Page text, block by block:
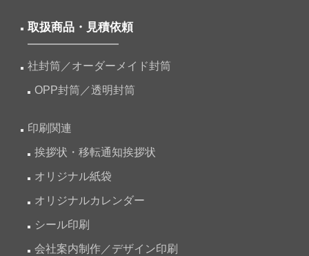
取扱商品・見積依頼
社封筒／オーダーメイド封筒
OPP封筒／透明封筒
印刷関連
挨拶状・移転通知挨拶状
オリジナル紙袋
オリジナルカレンダー
シール印刷
会社案内制作／デザイン印刷